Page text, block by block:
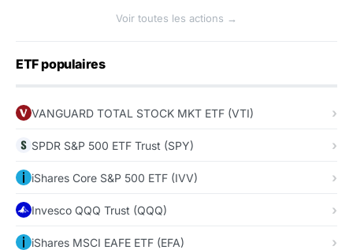
Voir toutes les actions →
ETF populaires
VANGUARD TOTAL STOCK MKT ETF (VTI)
SPDR S&P 500 ETF Trust (SPY)
iShares Core S&P 500 ETF (IVV)
Invesco QQQ Trust (QQQ)
iShares MSCI EAFE ETF (EFA)